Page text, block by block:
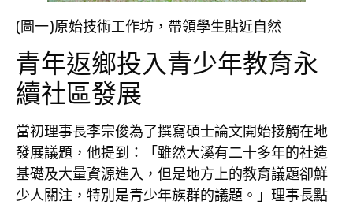
(圖一)原始技術工作坊，帶領學生貼近自然
青年返鄉投入青少年教育永
續社區發展
當初理事長李宗俊為了撰寫碩士論文開始接觸在地
發展議題，他提到：「雖然大溪有二十多年的社造
基礎及大量資源進入，但是地方上的教育議題卻鮮
少人關注，特別是青少年族群的議題。」理事長點